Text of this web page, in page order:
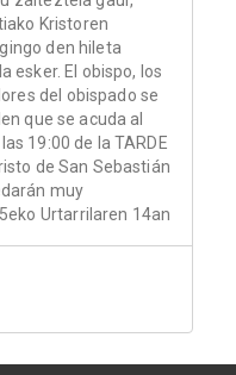
Kristoren
den hileta
esker. El obispo, los
del obispado se
que se acuda al
19:00 de la TARDE
de San Sebastián
muy
Urtarrilaren 14an